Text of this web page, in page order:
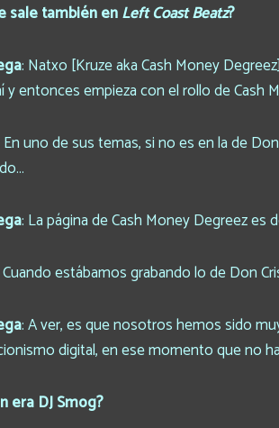
sale también enLeft Coast Beatz?
: Natxo [Kruze aka Cash Money
y entonces empieza con el rollo de Cash
En uno de sus temas, si no es en la de
: La página de Cash Money Degreez es
estábamos grabando lo de Don
: A ver, es que nosotros hemos sido
digital, en ese momento que no
era DJ Smog?